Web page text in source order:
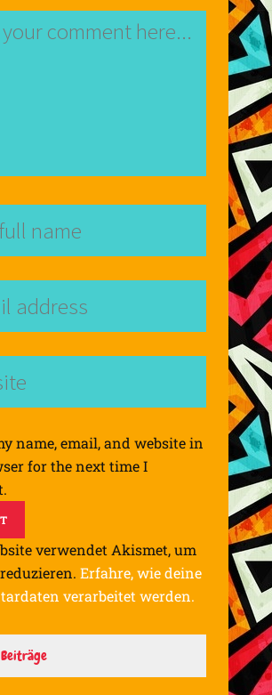
name, email, and website in
for the next time I
verwendet Akismet, um
Erfahre, wie deine
verarbeitet werden.